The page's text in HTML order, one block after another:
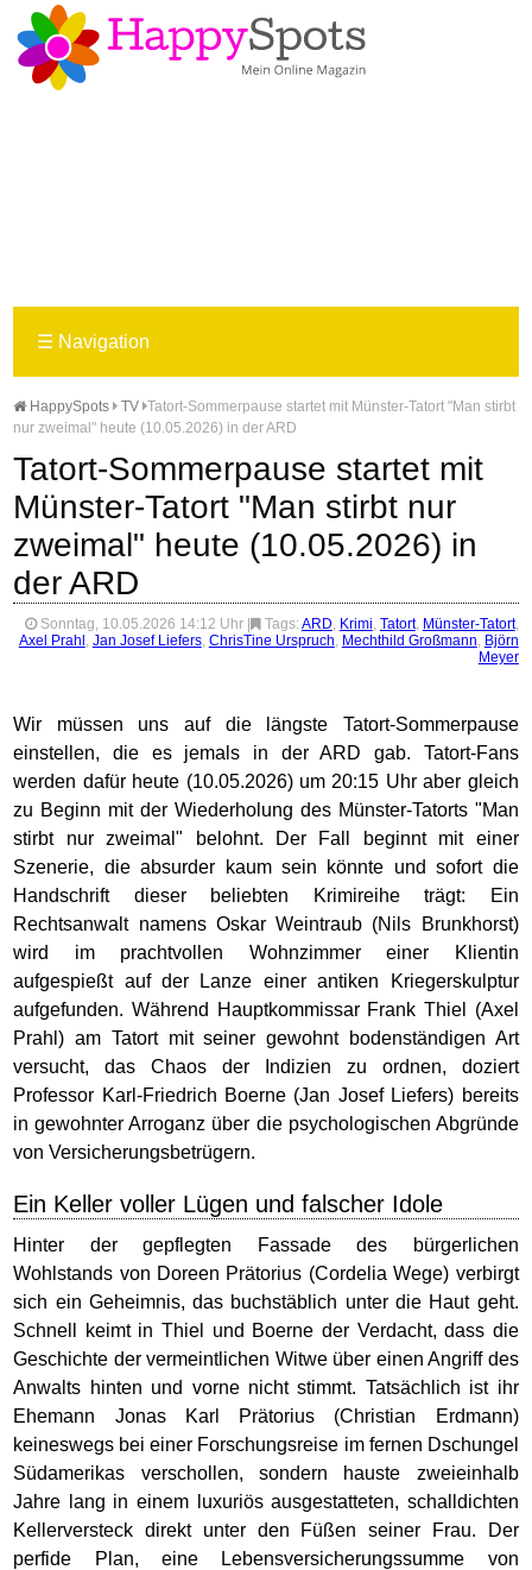
☰ Navigation
HappySpots TV Tatort-Sommerpause startet mit Münster-Tatort "Man stirbt
nur zweimal" heute (10.05.2026) in der ARD
Tatort-Sommerpause startet mit
Münster-Tatort "Man stirbt nur
zweimal" heute (10.05.2026) in
der ARD
Sonntag, 10.05.2026 14:12 Uhr Tags: ARD, Krimi, Tatort, Münster-Tatort,
Axel Prahl , Jan Josef Liefers, ChrisTine Urspruch, Mechthild Großmann, Björn
Meyer
Wir müssen uns auf die längste Tatort-Sommerpause
einstellen, die es jemals in der ARD gab. Tatort-Fans
werden dafür heute (10.05.2026) um 20:15 Uhr aber gleich
zu Beginn mit der Wiederholung des Münster-Tatorts "Man
stirbt nur zweimal" belohnt. Der Fall beginnt mit einer
Szenerie, die absurder kaum sein könnte und sofort die
Handschrift dieser beliebten Krimireihe trägt: Ein
Rechtsanwalt namens Oskar Weintraub (Nils Brunkhorst)
wird im prachtvollen Wohnzimmer einer Klientin
aufgespießt auf der Lanze einer antiken Kriegerskulptur
aufgefunden. Während Hauptkommissar Frank Thiel (Axel
Prahl) am Tatort mit seiner gewohnt bodenständigen Art
versucht, das Chaos der Indizien zu ordnen, doziert
Professor Karl-Friedrich Boerne (Jan Josef Liefers) bereits
in gewohnter Arroganz über die psychologischen Abgründe
von Versicherungsbetrügern.
Ein Keller voller Lügen und falscher Idole
Hinter der gepflegten Fassade des bürgerlichen
Wohlstands von Doreen Prätorius (Cordelia Wege) verbirgt
sich ein Geheimnis, das buchstäblich unter die Haut geht.
Schnell keimt in Thiel und Boerne der Verdacht, dass die
Geschichte der vermeintlichen Witwe über einen Angriff des
Anwalts hinten und vorne nicht stimmt. Tatsächlich ist ihr
Ehemann Jonas Karl Prätorius (Christian Erdmann)
keineswegs bei einer Forschungsreise im fernen Dschungel
Südamerikas verschollen, sondern hauste zweieinhalb
Jahre lang in einem luxuriös ausgestatteten, schalldichten
Kellerversteck direkt unter den Füßen seiner Frau. Der
perfide Plan, eine Lebensversicherungssumme von